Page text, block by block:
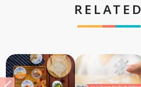
RELATED